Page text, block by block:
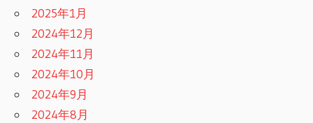
2025年1月
2024年12月
2024年11月
2024年10月
2024年9月
2024年8月